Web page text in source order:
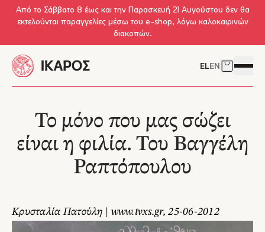
Skip to main content
Από το Σάββατο 8 έως και την Παρασκευή 21 Αυγούστου δεν θα
εκτελούνται παραγγελίες μέσω του e-shop, λόγω καλοκαιρινών
διακοπών.
ELEN Δείτε το
Το μόνο που μας σώζει
είναι η φιλία. Του Βαγγέλη
Ραπτόπουλου
Κρυσταλία Πατούλη | www.tvxs.gr, 25-06-2012